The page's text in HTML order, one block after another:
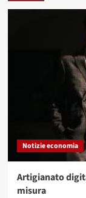
Notizie economia
Artigianato
misura